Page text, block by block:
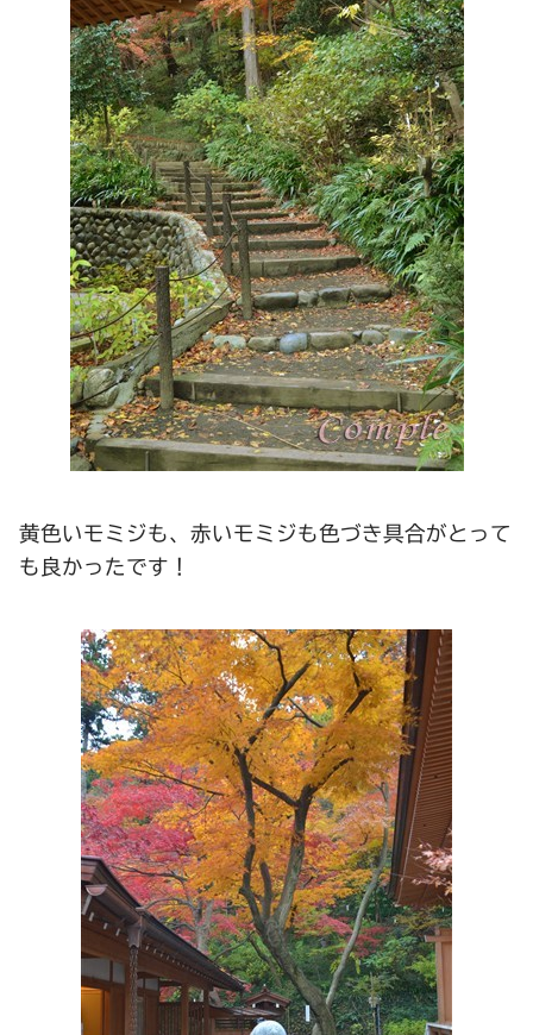
黄色いモミジも、赤いモミジも色づき具合がとって
も良かったです！